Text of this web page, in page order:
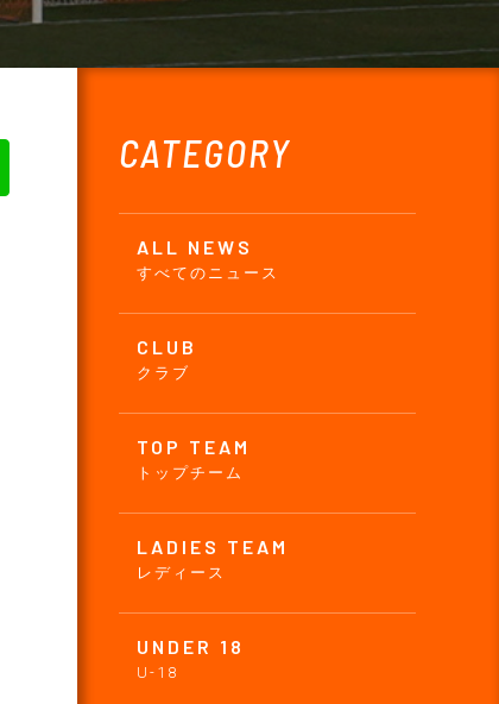
CATEGORY
ALL NEWS
すべてのニュース
CLUB
クラブ
TOP TEAM
トップチーム
LADIES TEAM
レディース
UNDER 18
U-18